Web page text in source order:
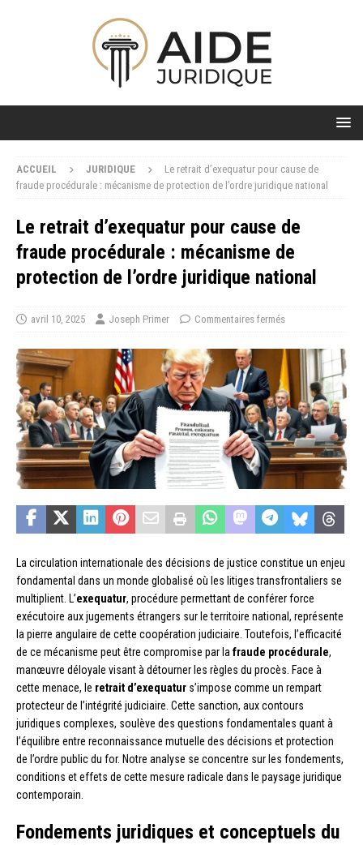
ACCUEIL JURIDIQUE
Le retrait d’exequatur pour cause de
fraude procédurale : mécanisme de protection de l’ordre juridique national
Le retrait d’exequatur pour cause de
fraude procédurale : mécanisme de
protection de l’ordre juridique national
avril 10, 2025 Joseph Primer Commentaires fermés
La circulation internationale des décisions de justice constitue un enjeu
fondamental dans un monde globalisé où les litiges transfrontaliers se
multiplient. L’exequatur, procédure permettant de conférer force
exécutoire aux jugements étrangers sur le territoire national, représente
la pierre angulaire de cette coopération judiciaire. Toutefois, l’efficacité
de ce mécanisme peut être compromise par lafraude procédurale,
manœuvre déloyale visant à détourner les règles du procès. Face à
cette menace, le retrait d’exequatur s’impose comme un rempart
protecteur de l’intégrité judiciaire. Cette sanction, aux contours
juridiques complexes, soulève des questions fondamentales quant à
l’équilibre entre reconnaissance mutuelle des décisions et protection
de l’ordre public du for. Notre analyse se concentre sur les fondements,
conditions et effets de cette mesure radicale dans le paysage juridique
contemporain.
Fondements juridiques et conceptuels du